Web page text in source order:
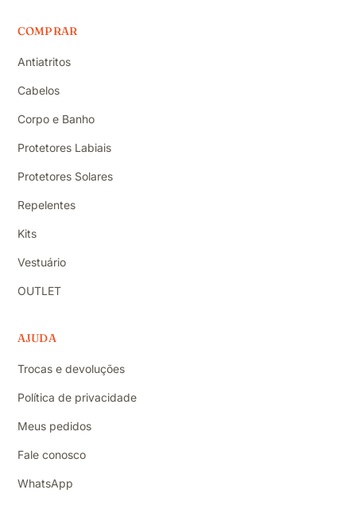
COMPRAR
Antiatritos
Cabelos
Corpo e Banho
Protetores Labiais
Protetores Solares
Repelentes
Kits
Vestuário
OUTLET
AJUDA
Trocas e devoluções
Política de privacidade
Meus pedidos
Fale conosco
WhatsApp